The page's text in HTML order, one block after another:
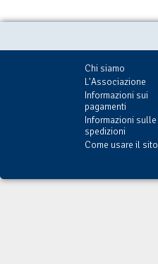
Chi siamo
L'Associazione
Informazioni sui
pagamenti
Informazioni sulle
spedizioni
Come usare il sito